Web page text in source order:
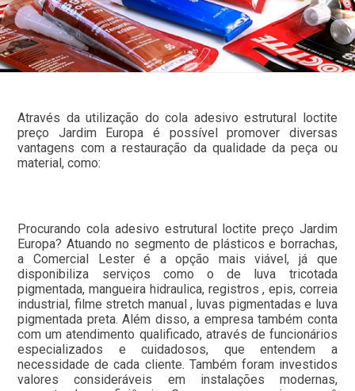
Através da utilização do cola adesivo estrutural loctite
preço Jardim Europa é possível promover diversas
vantagens com a restauração da qualidade da peça ou
material, como:
Procurando cola adesivo estrutural loctite preço Jardim
Europa? Atuando no segmento de plásticos e borrachas,
a Comercial Lester é a opção mais viável, já que
disponibiliza serviços como o de luva tricotada
pigmentada, mangueira hidraulica, registros , epis, correia
industrial, filme stretch manual , luvas pigmentadas e luva
pigmentada preta. Além disso, a empresa também conta
com um atendimento qualificado, através de funcionários
especializados e cuidadosos, que entendem a
necessidade de cada cliente. Também foram investidos
valores consideráveis em instalações modernas,